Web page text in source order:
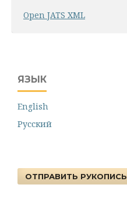
Open JATS XML
ЯЗЫК
English
Русский
ОТПРАВИТЬ РУКОПИСЬ